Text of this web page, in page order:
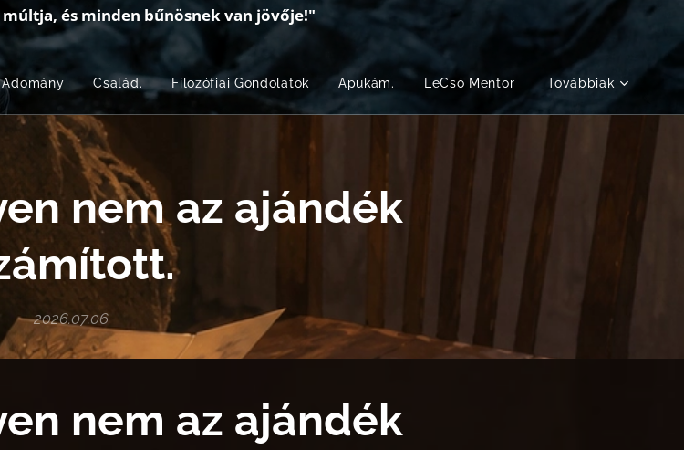
és minden bűnösnek van jövője!"
Adomány Család. Filozófiai Gondolatok Apukám. LeCsó Mentor Továbbiak
nem az ajándék
2026.07.06
nem az ajándék